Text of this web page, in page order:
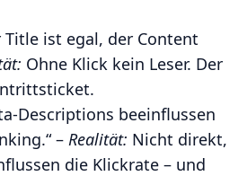
Title ist egal, der Content
Ohne Klick kein Leser. Der
Descriptions beeinflussen
– Realität: Nicht direkt,
die Klickrate – und